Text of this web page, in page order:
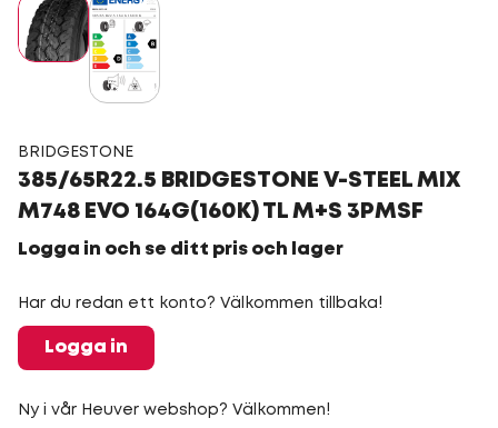
BRIDGESTONE
385/65R22.5 BRIDGESTONE V-STEEL MIX
M748 EVO 164G(160K) TL M+S 3PMSF
Logga in och se ditt pris och lager
Har du redan ett konto? Välkommen tillbaka!
Logga in
Ny i vår Heuver webshop? Välkommen!